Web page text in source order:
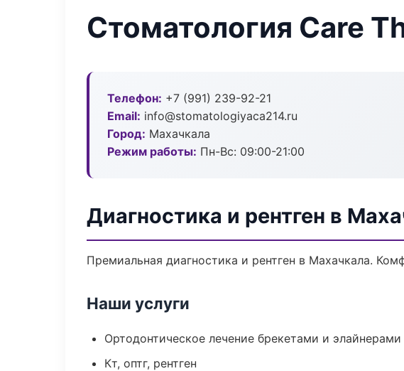
Стоматология Care
Телефон: +7 (991) 239-92-21
Email: info@stomatologiyaca214.ru
Город: Махачкала
Режим работы: Пн-Вс: 09:00-21:00
Диагностика и рентген в
Премиальная диагностика и рентген в Махачкала.
Наши услуги
Ортодонтическое лечение брекетами и элайнерами
Кт, оптг, рентген